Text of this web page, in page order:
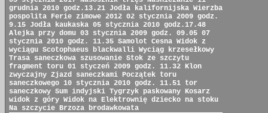
grudnia 2010 godz.13.21 Jodła kalifornijska Wierzba
pospolita Ferie zimowe 2012 02 stycznia 2009 godz.
9.15 Jodła kaukaska 05 stycznia 2010 godz.17.48
Alejka przy domu 03 stycznia 2009 godz. 09.05 07
stycznia 2010 godz. 11.35 Samolot Cesna Widok z
wyciągu Scotophaeus blackwalli Wyciąg krzesełkowy
Trasa saneczkowa szusowanie Stok ze szczytu
fragment toru 01 styczeń 2009 godz. 11.32 Klon
zwyczajny Zjazd saneczkami Początek toru
saneczkowego 10 stycznia 2010 godz. 11.51 tor
saneczkowy Sum indyjski Tygrzyk paskowany Kosarz
widok z góry Widok na Elektrownię dziecko na stoku
Na szczycie Brzoza brodawkowata